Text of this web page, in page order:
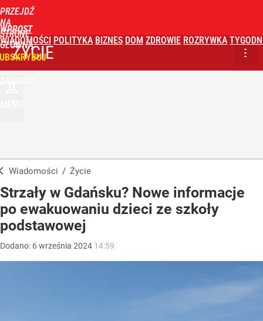
PRZEJDŹ
NA
STRONĘ
GŁÓWNĄ
WPROST
WIADOMOŚCI POLITYKA BIZNES DOM ZDROWIE ROZRYWKA
ŻYCIE
Wiadomości / Życie
Strzały w Gdańsku? Nowe informacje
po ewakuowaniu dzieci ze szkoły
podstawowej
Dodano: 6września 2024 14:59